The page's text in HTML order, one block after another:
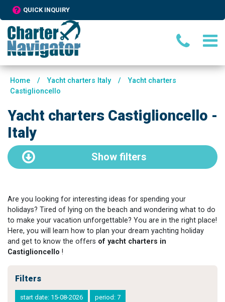
QUICK INQUIRY
Home / Yacht charters Italy /
Yacht charters
Castiglioncello
Yacht charters Castiglioncello -
Italy
Show filters
Are you looking for interesting ideas for spending your
holidays? Tired of lying on the beach and wondering what to do
to make your vacation unforgettable? You are in the right place!
Here, you will learn how to plan your dream yachting holiday
and get to know the offers of yacht charters in
Castiglioncello !
Filters
start date: 15-08-2026 period: 7